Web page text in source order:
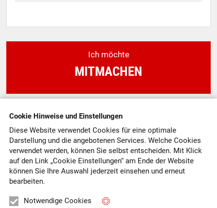
Cookie Hinweise und Einstellungen
Diese Website verwendet Cookies für eine optimale
Darstellung und die angebotenen Services. Welche Cookies
verwendet werden, können Sie selbst entscheiden. Mit Klick
aufden Link „Cookie Einstellungen“ am Ende der Website
können Sie Ihre Auswahl jederzeit einsehen und erneut
bearbeiten.
Notwendige Cookies
Ich möchte
MITMACHEN
Ich möchte
SPENDEN
Ich möchte